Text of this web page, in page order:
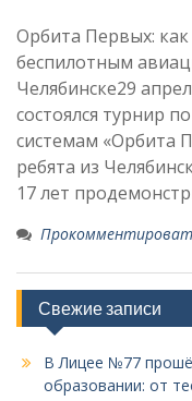
Орбита Первых:
беспилотным
Челябинске29
состоялся турнир
системам «Орбита
ребята из
17 лет
Свежие записи
В Лицее №77
образовании: от